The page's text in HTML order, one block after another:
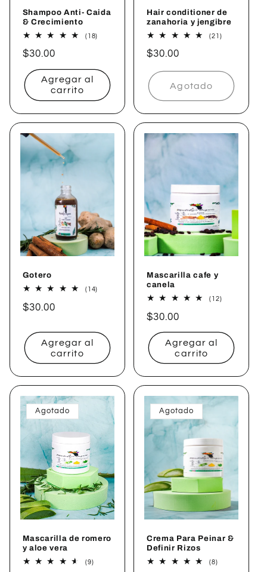
Shampoo Anti- Caida
& Crecimiento
(18)
Precio
habitual
$30.00
Agregar al
carrito
Hair conditioner de
zanahoria y jengibre
(21)21
Precio
habitual
$30.00
Agotado
Gotero
(14)
Precio
$30.00
Agregar al
carrito
Mascarilla cafe y
canela
(12)12
Precio
habitual
$30.00
Agregar al
carrito
Agotado
Mascarilla de romero
y aloe vera
(9)9
Agotado
Crema Para Peinar &
Definir Rizos
(8)8